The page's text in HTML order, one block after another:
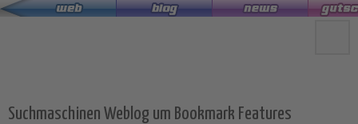
Zum
Suchmaschinen Weblog um Bookmark Features